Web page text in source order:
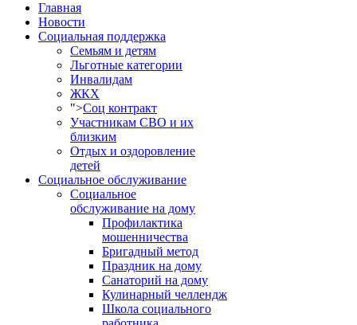
Главная
Новости
Социальная поддержка
Семьям и детям
Льготные категории
Инвалидам
ЖКХ
">Соц контракт
Участникам СВО и их
близким
Отдых и оздоровление
детей
Социальное обслуживание
Социальное
обслуживание на дому
Профилактика
мошенничества
Бригадный метод
Праздник на дому
Санаторий на дому
Кулинарный челлендж
Школа социального